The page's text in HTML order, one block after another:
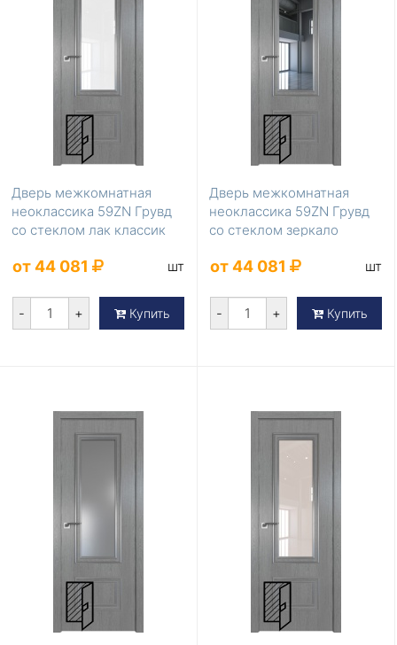
Дверь межкомнатная
неоклассика 59ZN Грувд
со стеклом лак классик
от 44 081 шт
- + Купить
Дверь межкомнатная
неоклассика 59ZN Грувд
со стеклом зеркало
от 44 081 шт
- + Купить